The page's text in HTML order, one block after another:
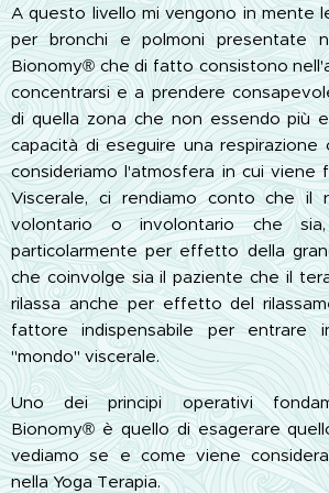
A questo livello mi vengono in mente
per bronchi e polmoni presentate
Bionomy® che di fatto consistono
concentrarsi e a prendere
di quella zona che non essendo più
capacità di eseguire una respirazione
consideriamo l'atmosfera in cui viene
Viscerale, ci rendiamo conto che il
volontario o involontario che
particolarmente per effetto della
che coinvolge sia il paziente che il
rilassa anche per effetto del
fattore indispensabile per
"mondo" viscerale.
Uno dei principi operativi
Bionomy® è quello di esagerare
vediamo se e come viene
nella Yoga Terapia.